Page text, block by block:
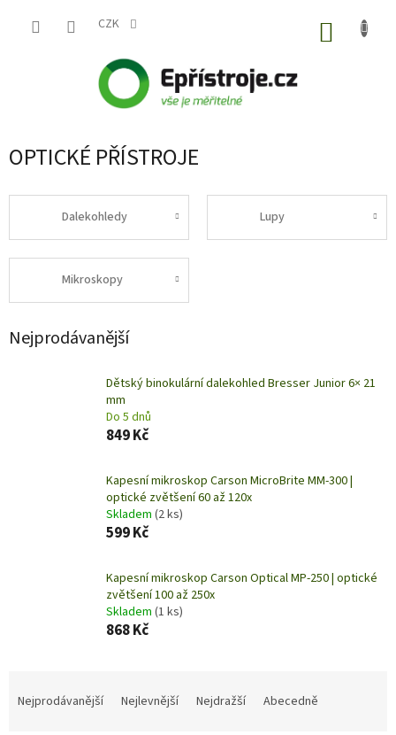
CZK
OPTICKÉ PŘÍSTROJE
Dalekohledy Lupy
Mikroskopy
Nejprodávanější
Dětský binokulární dalekohled Bresser Junior 6× 21
mm
Do 5 dnů
849 Kč
Kapesní mikroskop Carson MicroBrite MM-300 |
optické zvětšení 60 až 120x
Skladem (2 ks)
599 Kč
Kapesní mikroskop Carson Optical MP-250 | optické
zvětšení 100 až 250x
Skladem (1 ks)
868 Kč
Nejprodávanější Nejlevnější Nejdražší Abecedně